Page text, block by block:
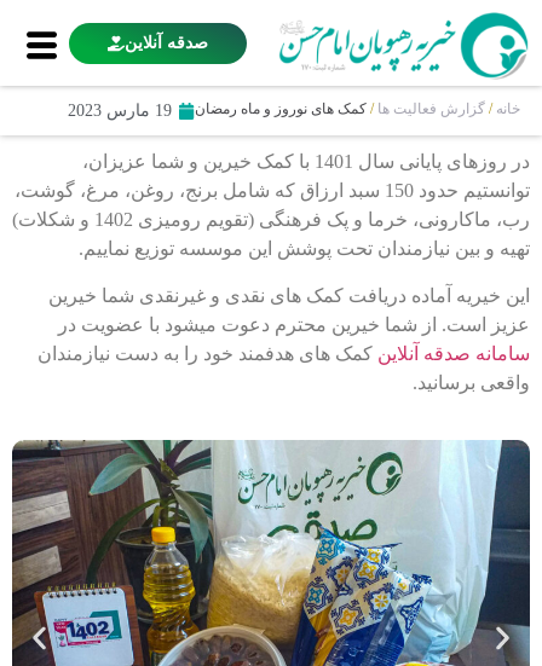
صدقه آنلاین
خانه / گزارش فعالیت ها / کمک های نوروز و ماه رمضان 19 مارس 2023
در روزهای پایانی سال 1401 با کمک خیرین و شما عزیزان،
توانستیم حدود 150 سبد ارزاق که شامل برنج، روغن، مرغ، گوشت،
رب، ماکارونی، خرما و پک فرهنگی (تقویم رومیزی 1402 و شکلات)
تهیه و بین نیازمندان تحت پوشش این موسسه توزیع نماییم.
این خیریه آماده دریافت کمک های نقدی و غیرنقدی شما خیرین
عزیز است. از شما خیرین محترم دعوت میشود با عضویت در
سامانه صدقه آنلاین کمک های هدفمند خود را به دست نیازمندان
واقعی برسانید.